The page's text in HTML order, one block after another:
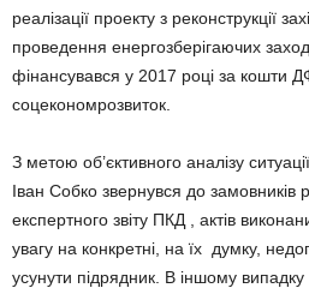
реалізації проекту з реконструкції
проведення енергозберігаючих
фінансувався у 2017 році за кошти
соцекономрозвиток.
З метою об’єктивного аналізу
Іван Собко звернувся до замовників
експертного звіту ПКД , актів
увагу на конкретні, на їх думку,
усунути підрядник. В іншому випадку